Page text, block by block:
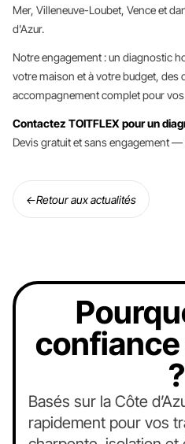
Mer, Villeneuve-Loubet, Vence et
d'Azur.
Notre engagement : un diagnostic
votre maison et à votre budget, des
accompagnement complet pour
Contactez TOITFLEX pour un
Devis gratuit et sans engagement
←Retour aux actualités
?
Basés sur la Côte
rapidement pour vos